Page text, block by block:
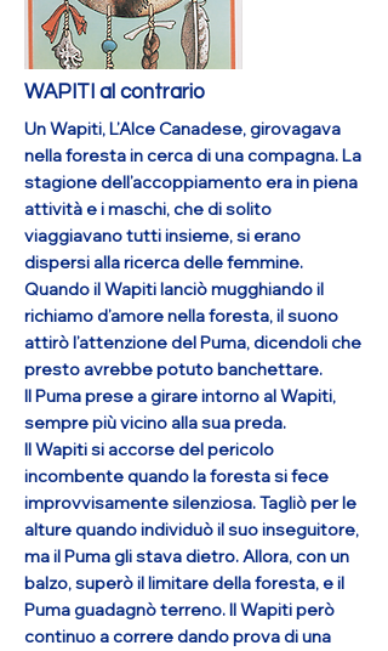
Sacra, il punto della centratura e della
serenità, ed il Grande Spirito ti guiderà.
More
WAPITI al contrario
Un Wapiti, L’Alce Canadese, girovagava
nella foresta in cerca di una compagna. La
stagione dell’accoppiamento era in piena
attività e i maschi, che di solito
viaggiavano tutti insieme, si erano
dispersi alla ricerca delle femmine.
Quando il Wapiti lanciò mugghiando il
richiamo d’amore nella foresta, il suono
attirò l’attenzione del Puma, dicendoli che
presto avrebbe potuto banchettare.
Il Puma prese a girare intorno al Wapiti,
sempre più vicino alla sua preda.
Il Wapiti si accorse del pericolo
incombente quando la foresta si fece
improvvisamente silenziosa. Tagliò per le
alture quando individuò il suo inseguitore,
ma il Puma gli stava dietro. Allora, con un
balzo, superò il limitare della foresta, e il
Puma guadagnò terreno. Il Wapiti però
continuo a correre dando prova di una